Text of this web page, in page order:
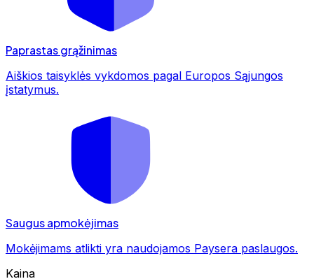
Paprastas grąžinimas
Aiškios taisyklės vykdomos pagal Europos Sąjungos
įstatymus.
Saugus apmokėjimas
Mokėjimams atlikti yra naudojamos Paysera paslaugos.
Kaina